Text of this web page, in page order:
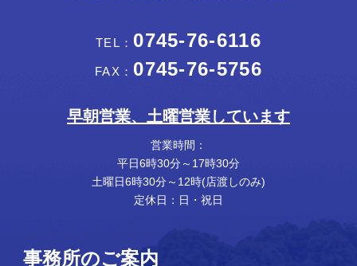
TEL： 0745-76-6116
FAX： 0745-76-5756
早朝営業、土曜営業しています
営業時間：
平日6時30分～17時30分
土曜日6時30分～12時(店渡しのみ)
定休日：日・祝日
事務所のご案内